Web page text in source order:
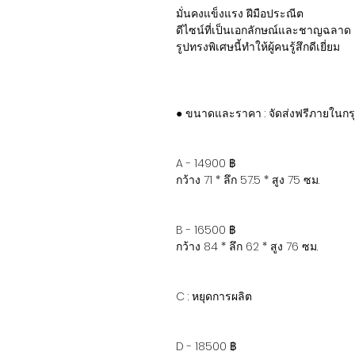
มั่นคงแข็งแรง ฝีมือประณีต
ดีไซน์ที่เป็นเอกลักษณ์และชาญฉลาด
รูปทรงพิเศษนี้ทำให้ผู้คนรู้สึกดีเยี่ยม
● ขนาดและราคา : จัดส่งฟรีภายในก
A - 14900 ฿
กว้าง 71 * ลึก 57.5 * สูง 75 ซม.
B - 16500 ฿
กว้าง 84 * ลึก 62 * สูง 76 ซม.
C : หยุดการผลิต
D - 18500 ฿